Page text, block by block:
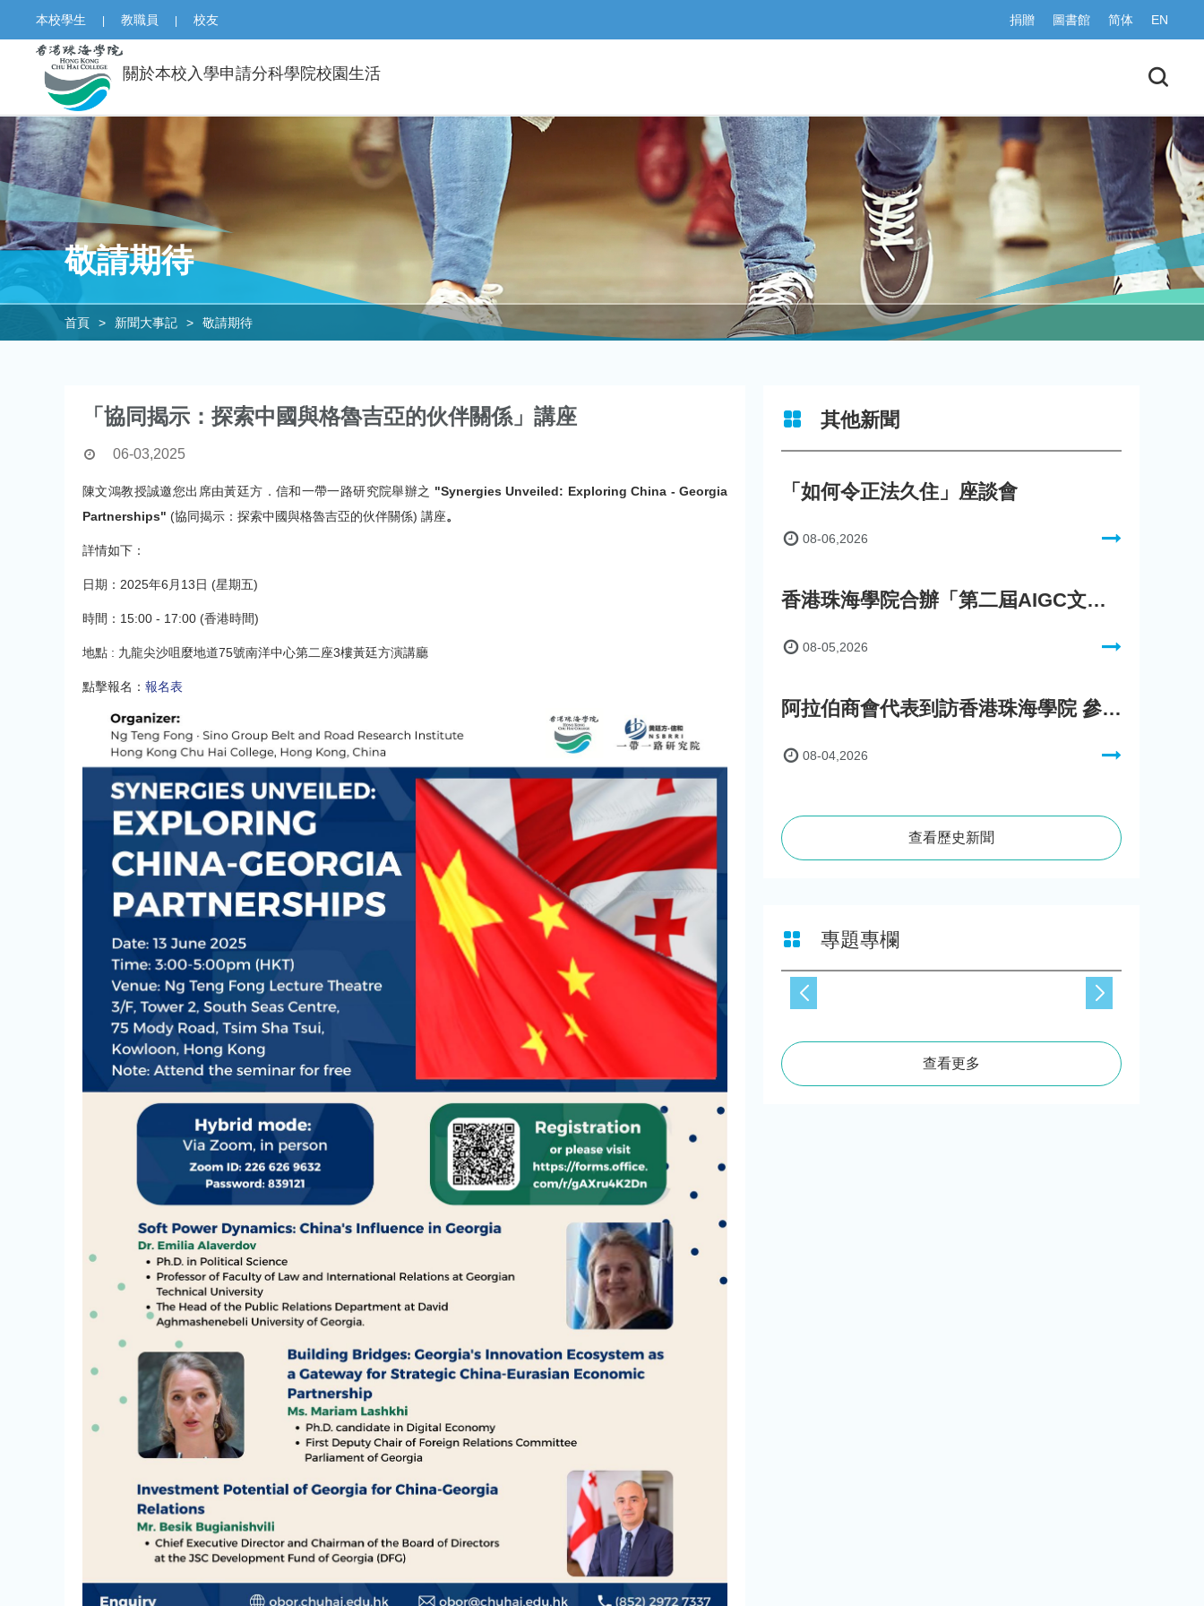
本校學生 | 教職員 | 校友 捐贈 圖書館 简体 EN
關於本校入學申請分科學院校園生活
敬請期待
首頁 > 新聞大事記 > 敬請期待
「協同揭示：探索中國與格魯吉亞的伙伴關係」講座
06-03,2025
陳文鴻教授誠邀您出席由黃廷方．信和一帶一路研究院舉辦之 "Synergies Unveiled: Exploring China - Georgia
Partnerships" (協同揭示：探索中國與格魯吉亞的伙伴關係) 講座。
詳情如下：
日期：2025年6月13日 (星期五)
時間：15:00 - 17:00 (香港時間)
地點 : 九龍尖沙咀麼地道75號南洋中心第二座3樓黃廷方演講廳
點擊報名： 報名表
其他新聞
「如何令正法久住」座談會
08-06,2026
香港珠海學院合辦「第二屆AIGC文化數字內容創作比賽」
08-05,2026
阿拉伯商會代表到訪香港珠海學院 參與「一帶一路」政策圓桌會議
08-04,2026
查看歷史新聞
專題專欄
查看更多